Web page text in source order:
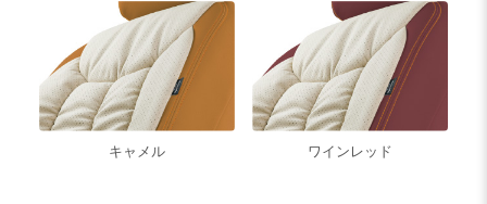
キャメル ワインレッド